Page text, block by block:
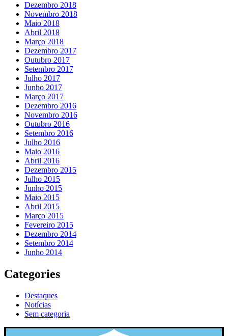
Dezembro 2018
Novembro 2018
Maio 2018
Abril 2018
Março 2018
Dezembro 2017
Outubro 2017
Setembro 2017
Julho 2017
Junho 2017
Março 2017
Dezembro 2016
Novembro 2016
Outubro 2016
Setembro 2016
Julho 2016
Maio 2016
Abril 2016
Dezembro 2015
Julho 2015
Junho 2015
Maio 2015
Abril 2015
Março 2015
Fevereiro 2015
Dezembro 2014
Setembro 2014
Junho 2014
Categories
Destaques
Notícias
Sem categoria